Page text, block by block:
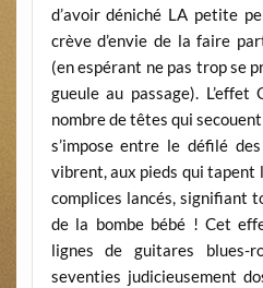
d’avoir déniché LA petite
crève d’envie de la faire
(en espérant ne pas trop se
gueule au passage).
nombre de têtes qui
s’impose entre le défilé
vibrent, aux pieds qui tapent
complices lancés, signifiant
de la bombe bébé ! Cet
lignes de guitares blues-
seventies judicieusement